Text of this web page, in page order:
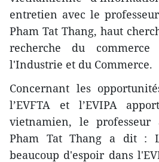
entretien avec le
Pham Tat Thang, haut
recherche du
l'Industrie et du Commerce.
Concernant les
l’EVFTA et l’EVIPA
vietnamien, le professeur
Pham Tat Thang a dit :
beaucoup d'espoir dans